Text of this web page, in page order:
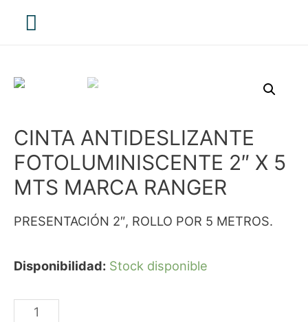
Menú
CINTA ANTIDESLIZANTE
FOTOLUMINISCENTE 2″ X 5
MTS MARCA RANGER
PRESENTACIÓN 2″, ROLLO POR 5 METROS.
Disponibilidad: Stock disponible
CINTA